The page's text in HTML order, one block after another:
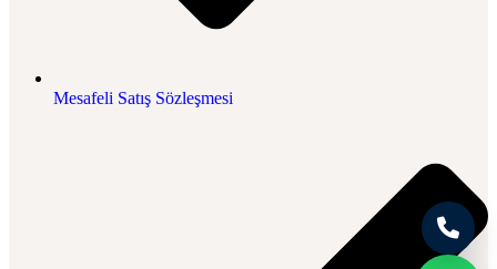
Mesafeli Satış Sözleşmesi